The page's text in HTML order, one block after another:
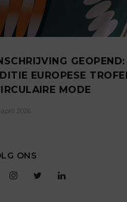
EUROPESE
MODE
april 2026
ONS